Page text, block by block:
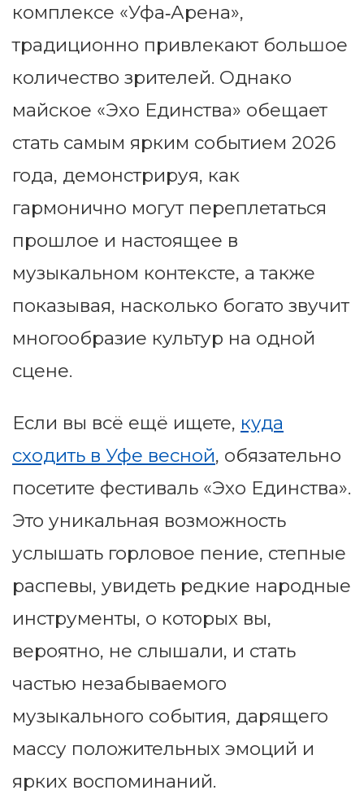
комплексе «Уфа‑Арена»,
традиционно привлекают большое
количество зрителей. Однако
майское «Эхо Единства» обещает
стать самым ярким событием 2026
года, демонстрируя, как
гармонично могут переплетаться
прошлое и настоящее в
музыкальном контексте, а также
показывая, насколько богато звучит
многообразие культур на одной
сцене.
Если вы всё ещё ищете, куда
сходить в Уфе весной, обязательно
посетите фестиваль «Эхо Единства».
Это уникальная возможность
услышать горловое пение, степные
распевы, увидеть редкие народные
инструменты, о которых вы,
вероятно, не слышали, и стать
частью незабываемого
музыкального события, дарящего
массу положительных эмоций и
ярких воспоминаний.